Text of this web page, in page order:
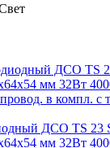
ДСО TS 23
мм 32Вт